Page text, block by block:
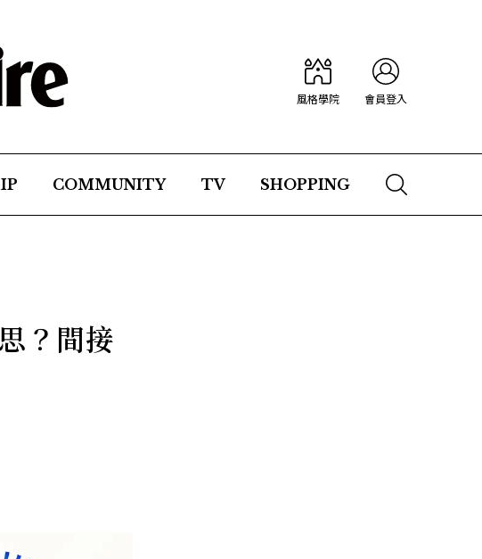
風格學院 會員登入
COMMUNITY TV SHOPPING
？間接